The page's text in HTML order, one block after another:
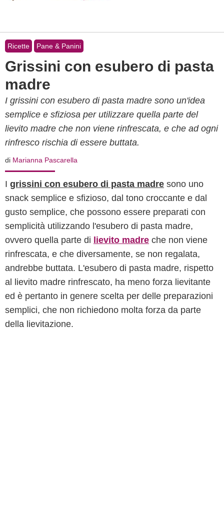
Ricette Pane & Panini
Grissini con esubero di pasta
madre
I grissini con esubero di pasta madre sono un'idea
semplice e sfiziosa per utilizzare quella parte del
lievito madre che non viene rinfrescata, e che ad ogni
rinfresco rischia di essere buttata.
di Marianna Pascarella
I grissini con esubero di pasta madre sono uno
snack semplice e sfizioso, dal tono croccante e dal
gusto semplice, che possono essere preparati con
semplicità utilizzando l'esubero di pasta madre,
ovvero quella parte di lievito madre che non viene
rinfrescata, e che diversamente, se non regalata,
andrebbe buttata. L'esubero di pasta madre, rispetto
al lievito madre rinfrescato, ha meno forza lievitante
ed è pertanto in genere scelta per delle preparazioni
semplici, che non richiedono molta forza da parte
della lievitazione.